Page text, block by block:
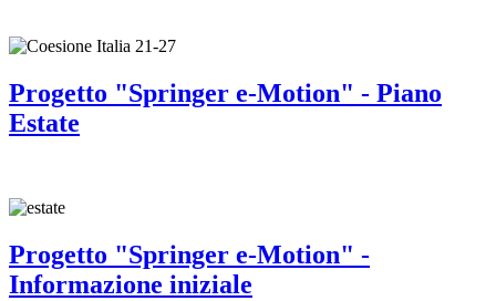
Progetto "Springer e-Motion" - Piano
Estate
Progetto "Springer e-Motion" -
Informazione iniziale